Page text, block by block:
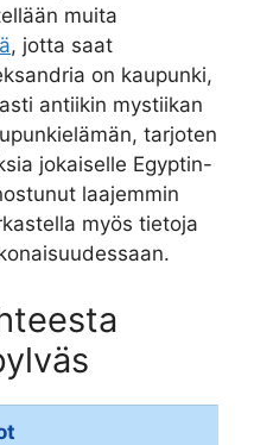
muita
, jotta saat
on kaupunki,
antiikin mystiikan
tarjoten
jokaiselle Egyptin-
laajemmin
myös tietoja